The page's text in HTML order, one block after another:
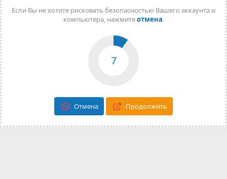
Если Вы не хотите рисковать безопасностью Вашего аккаунта и
компьютера, нажмитеотмена.
7
Отмена Продолжить